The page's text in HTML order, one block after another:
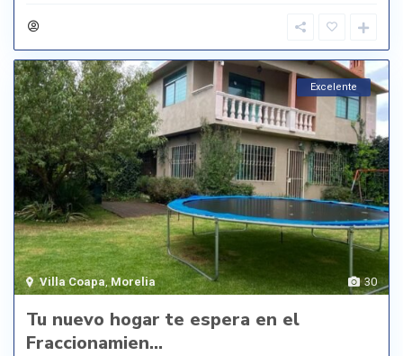
30
Villa Coapa,Morelia
Excelente
Tu nuevo hogar te espera en el
Fraccionamien...